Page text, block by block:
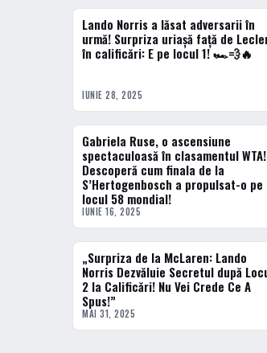
ACTUALE
Lando Norris a lăsat adversarii în
urmă! Surpriza uriașă față de
în calificări: E pe locul 1! 🏎️💨🔥
IUNIE 28, 2025
TENIS
Gabriela Ruse, o ascensiune
spectaculoasă în clasamentul WTA!
Descoperă cum finala de la
S’Hertogenbosch a propulsat-o pe
locul 58 mondial!
IUNIE 16, 2025
ACTUALE
„Surpriza de la McLaren: Lando
Norris Dezvăluie Secretul după
2 la Calificări! Nu Vei Crede Ce A
Spus!”
MAI 31, 2025